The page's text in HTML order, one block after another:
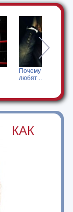
Почему женщины
любят ...
КАК